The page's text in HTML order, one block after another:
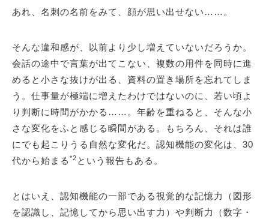
あれ、名刺の名前をみて、顔が思い出せない……。
そんな違和感が、以前より少し増えていないだろうか。
会話の途中で言葉が出てこない、複数の用件を同時に進
めると小さな抜けが出る、資料の置き場所を忘れてしま
う。仕事量が極端に増えたわけではないのに、若い頃よ
り判断に時間がかかる……。年齢を重ねると、そんな小
さな変化をふと感じる瞬間がある。もちろん、それは誰
にでも起こりうる自然な変化だ。認知機能の変化は、30
代から始まる *2 という報告もある。
とはいえ、認知機能の一部である視覚的な記憶力（図形
を認識し、記憶してから思い出す力）や判断力（数字・